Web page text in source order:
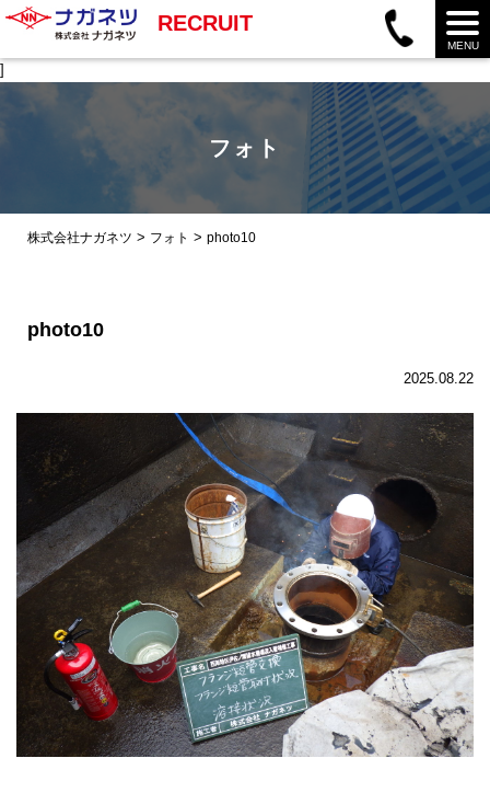
]
RECRUIT
MENU
フォト
株式会社ナガネツ > フォト > photo10
photo10
2025.08.22